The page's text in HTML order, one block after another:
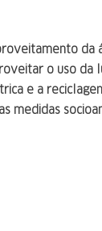
da
o uso da
e a
medidas